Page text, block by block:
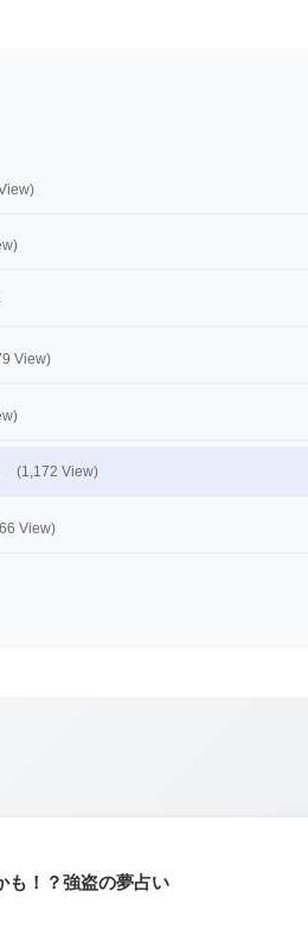
View)
(1,172 View)
View)
も！？強盗の夢占い